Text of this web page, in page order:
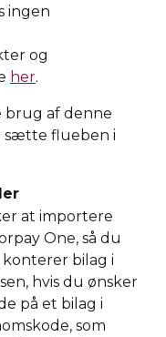
ingen
og
her.
brug af denne
sætte flueben i
at importere
One, så du
bilag i
hvis du ønsker
på et bilag i
som